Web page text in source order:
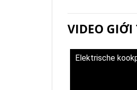
VIDEO
Elektrische